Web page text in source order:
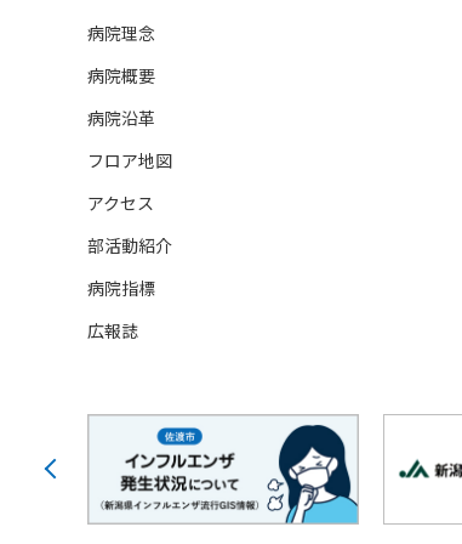
病院理念
病院概要
病院沿革
フロア地図
アクセス
部活動紹介
病院指標
広報誌